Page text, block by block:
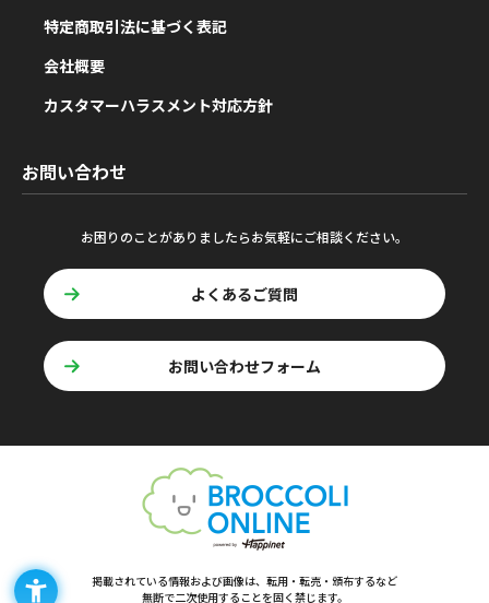
特定商取引法に基づく表記
会社概要
カスタマーハラスメント対応方針
お問い合わせ
お困りのことがありましたらお気軽にご相談ください。
よくあるご質問
お問い合わせフォーム
掲載されている情報および画像は、転用・転売・頒布するなど
無断で二次使用することを固く禁じます。